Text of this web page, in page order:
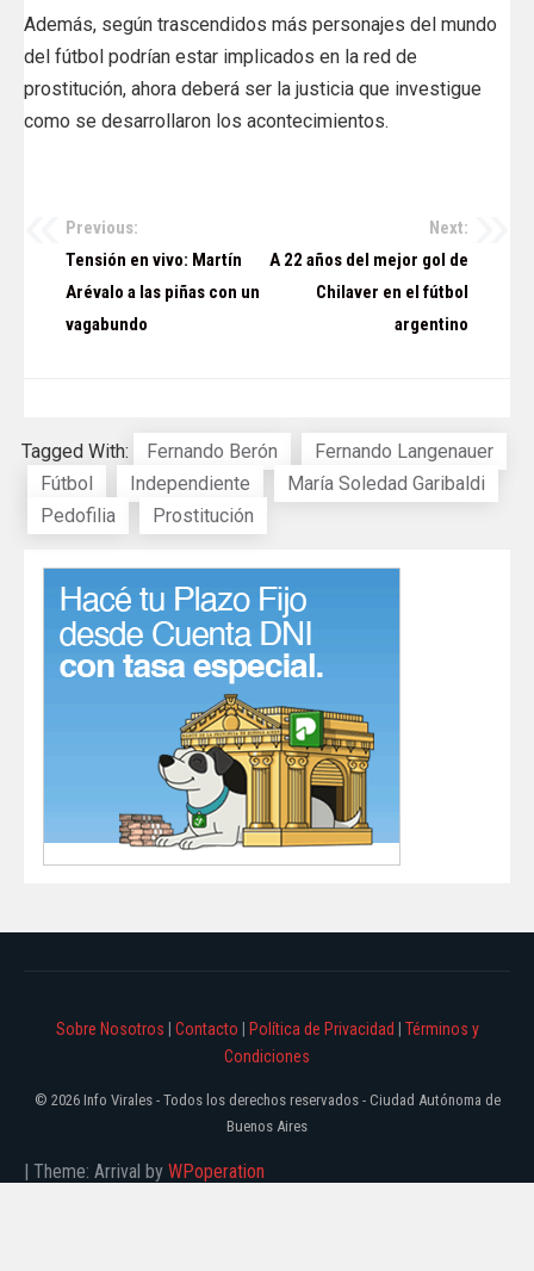
Además, según trascendidos más personajes del mundo
del fútbol podrían estar implicados en la red de
prostitución, ahora deberá ser la justicia que investigue
como se desarrollaron los acontecimientos.
Navegación
entradas
Previous:
Tensión en vivo: Martín
Arévalo a las piñas con un
vagabundo
Next:
A 22 años del mejor gol de
Chilaver en el fútbol
argentino
Tagged With: Fernando Berón
Fernando Langenauer
Fútbol
Independiente
María Soledad Garibaldi
Pedofilia
Prostitución
Sobre Nosotros Contacto Política de Privacidad
Términos y
Condiciones
© 2026 Info Virales - Todos los derechos reservados - Ciudad Autónoma de
Buenos Aires
Theme: Arrival by WPoperation